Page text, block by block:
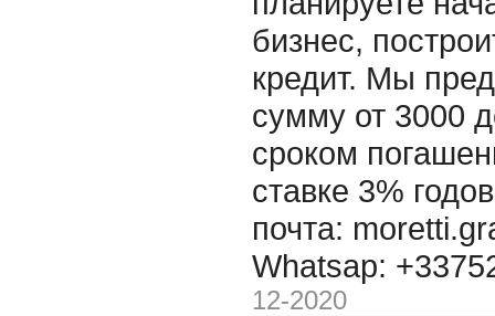
бизнес,
кредит. Мы
сумму от 3000
сроком
ставке 3%
почта:
Whatsap:
12-2020